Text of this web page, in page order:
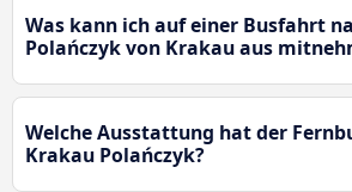
Was kann ich auf einer Busfahrt
Polańczyk von Krakau aus
Welche Ausstattung hat der
Krakau Polańczyk?